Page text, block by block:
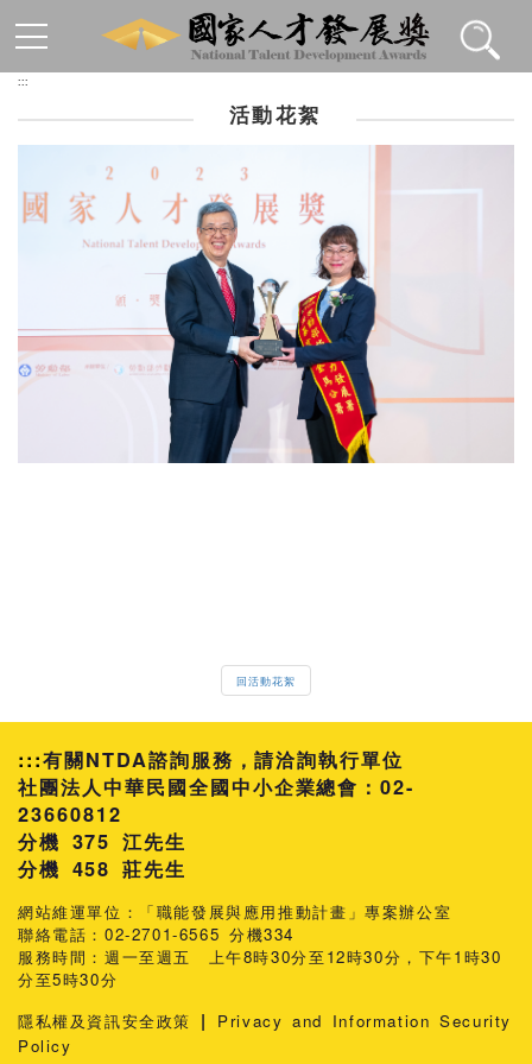
:::
活動花絮
回活動花絮
:::有關NTDA諮詢服務，請洽詢執行單位
社團法人中華民國全國中小企業總會：02-
23660812
分機 375 江先生
458 莊先生
網站維運單位：「職能發展與應用推動計畫」專案辦公室
聯絡電話：02-2701-6565 分機334
服務時間：週一至週五 上午8時30分至12時30分，下午1時30
分至5時30分
隱私權及資訊安全政策 |
Privacy and Information Security
Policy